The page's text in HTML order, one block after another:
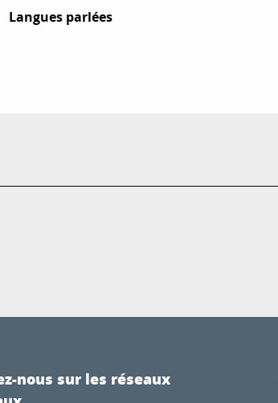
Langues parlées
Langues parlées
nous sur les réseaux